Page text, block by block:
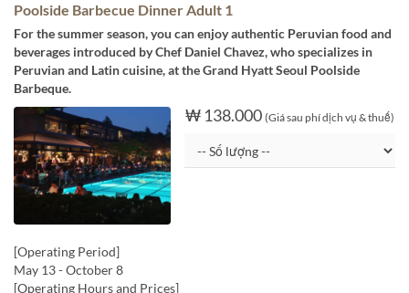
Poolside Barbecue Dinner Adult 1
For the summer season, you can enjoy authentic Peruvian food and
beverages introduced by Chef Daniel Chavez, who specializes in
Peruvian and Latin cuisine, at the Grand Hyatt Seoul Poolside
Barbeque.
₩ 138.000 (Giá sau phí dịch vụ & thuế)
[Operating Period]
May 13 - October 8
[Operating Hours and Prices]